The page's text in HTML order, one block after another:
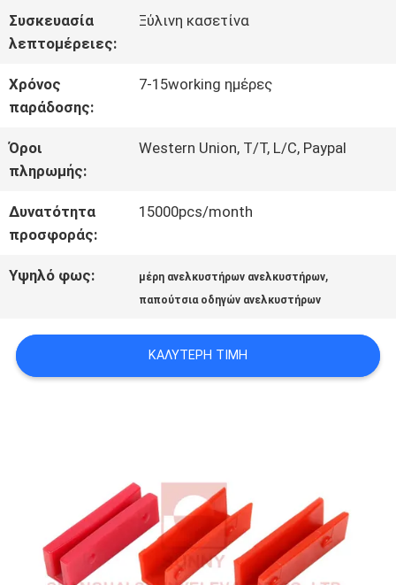
ΜΑΣ
ΕΛΆΤΕ
ΣΕ
ΕΠΑΦΉ
ΜΕ
ΕΙΔΉΣΕΙΣ
ΠΕΡΙΠΤΏΣΕΙΣ
SITEMAP
Συσκευασία
λεπτομέρειες:
Ξύλινη κασετίνα
Χρόνος
παράδοσης:
7-15working ημέρες
Όροι
πληρωμής:
Western Union, T/T, L/C, Paypal
Δυνατότητα
προσφοράς:
15000pcs/month
Υψηλό φως: μέρη ανελκυστήρων ανελκυστήρων,
παπούτσια οδηγών ανελκυστήρων
ΚΑΛΎΤΕΡΗ ΤΙΜΉ